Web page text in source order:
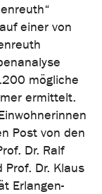
einer von
mögliche
ermittelt.
Post von den
Dr. Ralf
Prof. Dr. Klaus
Erlangen-